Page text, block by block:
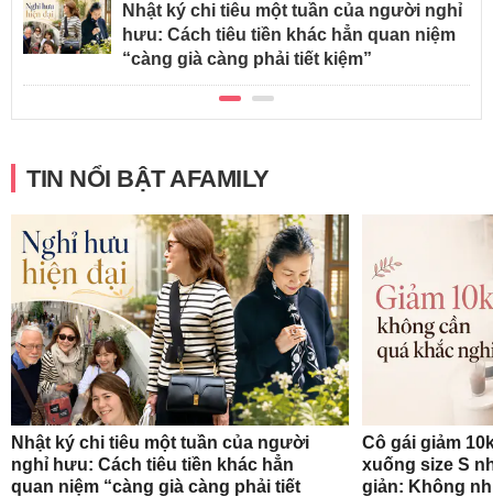
Nhật ký chi tiêu một tuần của người nghỉ
hưu: Cách tiêu tiền khác hẳn quan niệm
“càng già càng phải tiết kiệm”
TIN NỔI BẬT AFAMILY
Nhật ký chi tiêu một tuần của người
nghỉ hưu: Cách tiêu tiền khác hẳn
quan niệm “càng già càng phải tiết
Cô gái giảm
xuống size S
giản: Không